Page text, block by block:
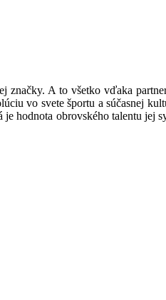
A to všetko vďaka
vo svete športu a súčasnej
hodnota obrovského talentu jej